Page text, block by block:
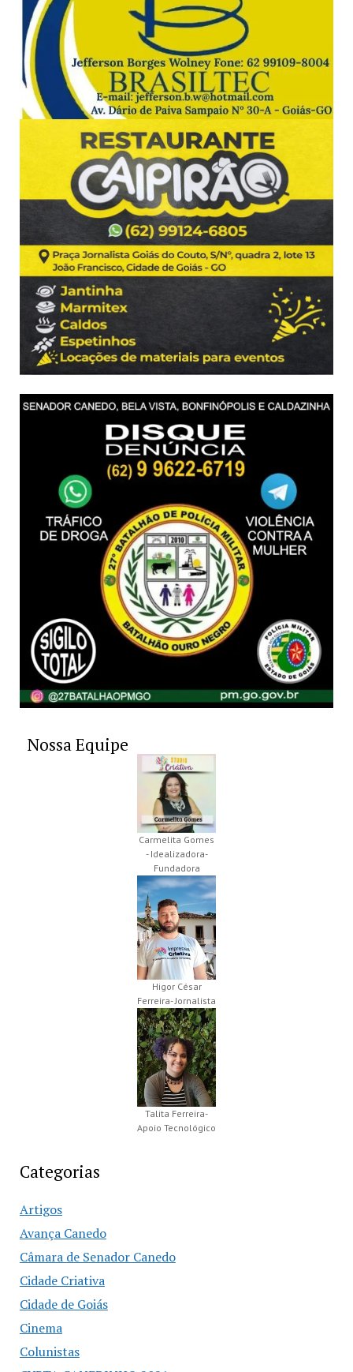
Nossa Equipe
Carmelita Gomes
- Idealizadora-
Fundadora
Higor César
Ferreira- Jornalista
Talita Ferreira-
Apoio Tecnológico
Categorias
Artigos
Avança Canedo
Câmara de Senador Canedo
Cidade Criativa
Cidade de Goiás
Cinema
Colunistas